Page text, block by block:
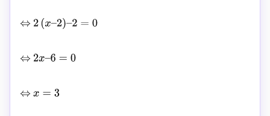
⇔ 2(x– 2)– = 0
⇔ 2x– 6=0
⇔ x=3